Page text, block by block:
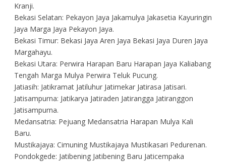
Kranji.
Bekasi Selatan: Pekayon Jaya Jakamulya Jakasetia Kayuringin
Jaya Marga Jaya Pekayon Jaya.
Bekasi Timur: Bekasi Jaya Aren Jaya Bekasi Jaya Duren Jaya
Margahayu.
Bekasi Utara: Perwira Harapan Baru Harapan Jaya Kaliabang
Tengah Marga Mulya Perwira Teluk Pucung.
Jatiasih: Jatikramat Jatiluhur Jatimekar Jatirasa Jatisari.
Jatisampurna: Jatikarya Jatiraden Jatirangga Jatiranggon
Jatisampurna.
Medansatria: Pejuang Medansatria Harapan Mulya Kali
Baru.
Mustikajaya: Cimuning Mustikajaya Mustikasari Pedurenan.
Pondokgede: Jatibening Jatibening Baru Jaticempaka